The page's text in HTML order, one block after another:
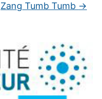
Zang Tumb Tumb →